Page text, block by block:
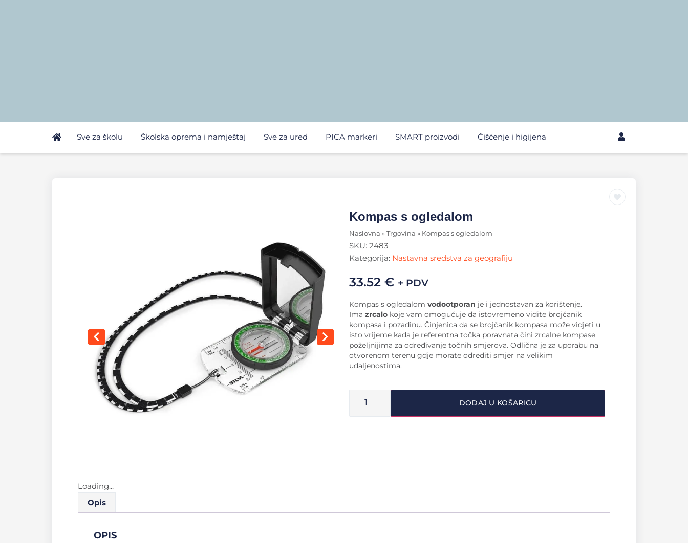
Sve za školu Školska oprema i namještaj Sve za ured PICA markeri SMART proizvodi Čišćenje i higijena
Kompas s ogledalom
Naslovna » Trgovina » Kompas s ogledalom
SKU: 2483
Kategorija: Nastavna sredstva za geografiju
33.52 € + PDV
Kompas s ogledalom vodootporan je i jednostavan za korištenje.
Ima zrcalo koje vam omogućuje da istovremeno vidite brojčanik
kompasa i pozadinu. Činjenica da se brojčanik kompasa može vidjeti u
isto vrijeme kada je referentna točka poravnata čini zrcalne kompase
poželjnijima za određivanje točnih smjerova. Odlična je za uporabu na
otvorenom terenu gdje morate odrediti smjer na velikim
udaljenostima.
DODAJ U KOŠARICU
Loading...
Opis
OPIS